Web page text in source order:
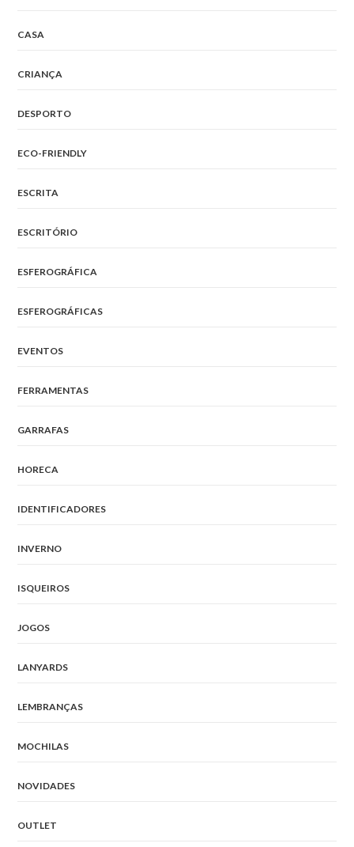
CASA
CRIANÇA
DESPORTO
ECO-FRIENDLY
ESCRITA
ESCRITÓRIO
ESFEROGRÁFICA
ESFEROGRÁFICAS
EVENTOS
FERRAMENTAS
GARRAFAS
HORECA
IDENTIFICADORES
INVERNO
ISQUEIROS
JOGOS
LANYARDS
LEMBRANÇAS
MOCHILAS
NOVIDADES
OUTLET